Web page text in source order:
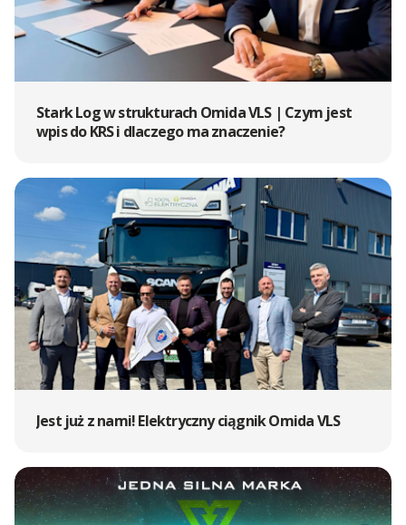
Stark Log w strukturach Omida VLS | Czym jest
wpis do KRS i dlaczego ma znaczenie?
Jest już z nami! Elektryczny ciągnik Omida VLS